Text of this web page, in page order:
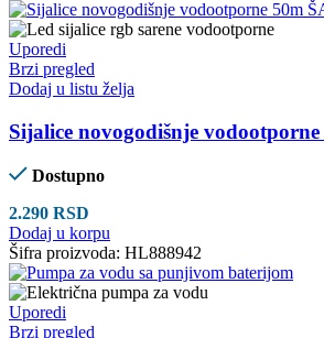
Uporedi
Brzi pregled
Dodaj u listu želja
Sijalice novogodišnje
Dostupno
2.290 RSD
Dodaj u korpu
Šifra proizvoda: HL888942
Uporedi
Brzi pregled